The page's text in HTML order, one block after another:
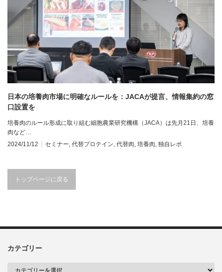
日本の培養肉市場に明確なルールを：JACAが提言、情報集約の窓
口設置を
培養肉のルール形成に取り組む細胞農業研究機構（JACA）は先月21日、培養
肉など…
2024/11/12
セミナー, 代替プロテイン, 代替肉, 培養肉, 独自レポ
トップページに戻る
カテゴリー